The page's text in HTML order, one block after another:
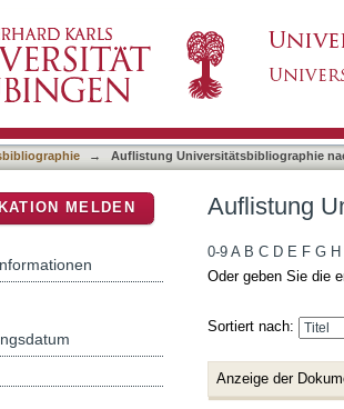
→ Auflistung Universitätsbibliographie
Auflistung
0-9 A B C D E F G H
Oder geben Sie die
Sortiert nach:
Anzeige der
MELDEN